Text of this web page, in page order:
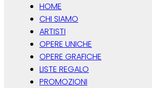
HOME
CHI SIAMO
ARTISTI
OPERE UNICHE
OPERE GRAFICHE
LISTE REGALO
PROMOZIONI